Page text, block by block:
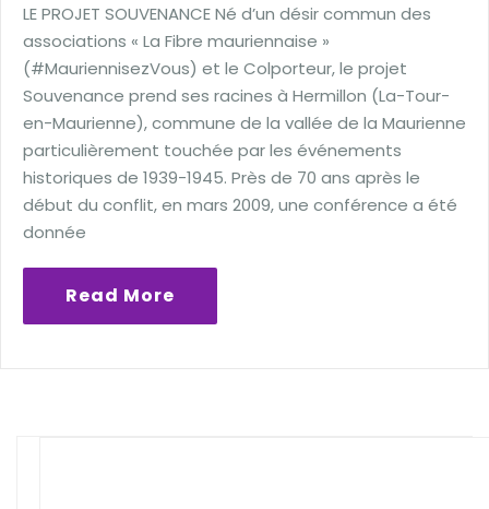
LE PROJET SOUVENANCE Né d’un désir commun des
associations « La Fibre mauriennaise »
(#MauriennisezVous) et le Colporteur, le projet
Souvenance prend ses racines à Hermillon (La-Tour-
en-Maurienne), commune de la vallée de la Maurienne
particulièrement touchée par les événements
historiques de 1939-1945. Près de 70 ans après le
début du conflit, en mars 2009, une conférence a été
donnée
Read More